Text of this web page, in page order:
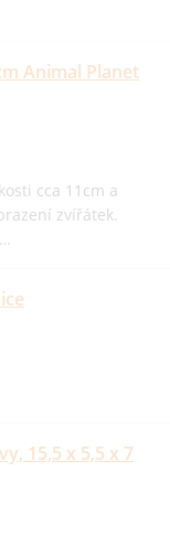
Animal Planet
cca 11cm a
zvířátek.
15,5 x 5,5 x 7